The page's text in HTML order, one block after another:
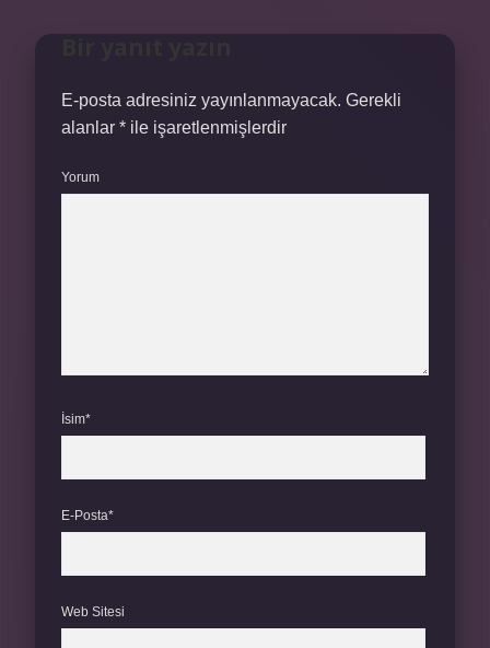
E-posta adresiniz yayınlanmayacak. Gerekli
alanlar * ile işaretlenmişlerdir
Yorum
İsim*
E-Posta*
Web Sitesi